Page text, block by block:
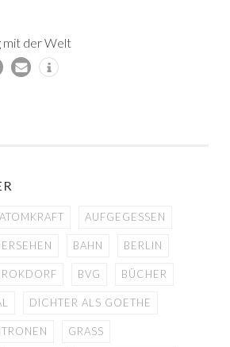
mit der Welt
ATOMKRAFT AUFGEGESSEN
BAHN BERLIN
BVG BÜCHER
DICHTER ALS GOETHE
GRASS